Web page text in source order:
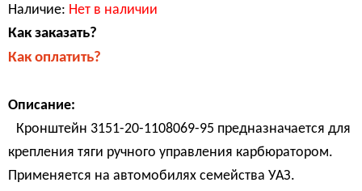
Наличие: Нет в наличии
Как заказать?
Как оплатить?
Описание:
Кронштейн 3151-20-1108069-95 предназначается для
крепления тяги ручного управления карбюратором.
Применяется на автомобилях семейства УАЗ.